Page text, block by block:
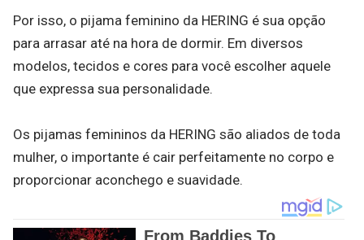
Por isso, o pijama feminino da HERING é sua opção
para arrasar até na hora de dormir. Em diversos
modelos, tecidos e cores para você escolher aquele
que expressa sua personalidade.
Os pijamas femininos da HERING são aliados de toda
mulher, o importante é cair perfeitamente no corpo e
proporcionar aconchego e suavidade.